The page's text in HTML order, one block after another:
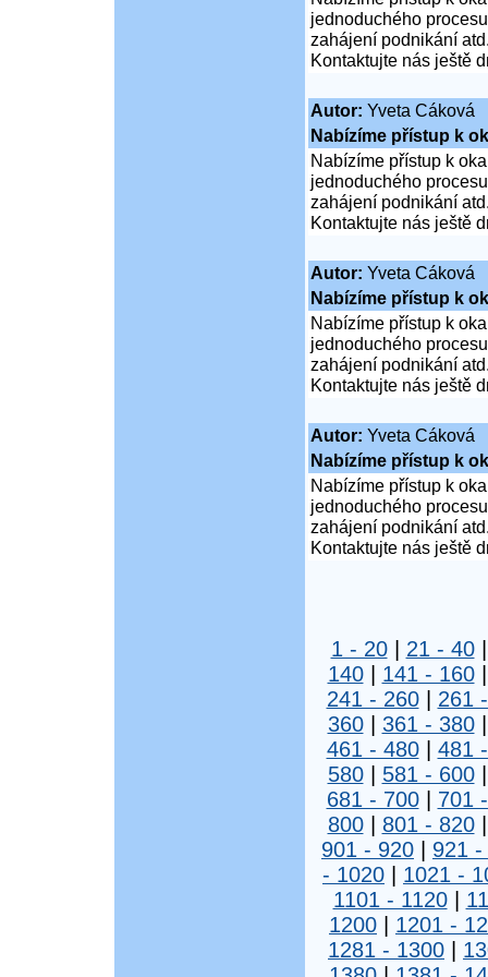
jednoduchého
zahájení podnikání
Kontaktujte nás ještě
Autor: Yveta Cáková
Nabízíme přístup k
Nabízíme přístup k
jednoduchého
zahájení podnikání
Kontaktujte nás ještě
Autor: Yveta Cáková
Nabízíme přístup k
Nabízíme přístup k
jednoduchého
zahájení podnikání
Kontaktujte nás ještě
Autor: Yveta Cáková
Nabízíme přístup k
Nabízíme přístup k
jednoduchého
zahájení podnikání
Kontaktujte nás ještě
1 - 20| 21 - 40
140| 141 - 160
241 - 260| 261
360| 361 - 380
461 - 480| 481
580| 581 - 600
681 - 700| 701
800| 801 - 820
901 - 920
921 -
- 1020
1021 -
1101 - 1120|
1200
1201 -
1281 - 1300